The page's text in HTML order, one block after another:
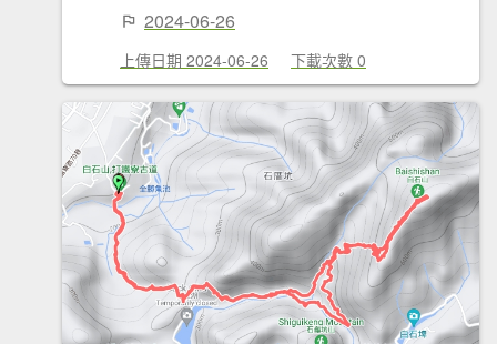
2024-06-26
上傳日期 2024-06-26 下載次數 0